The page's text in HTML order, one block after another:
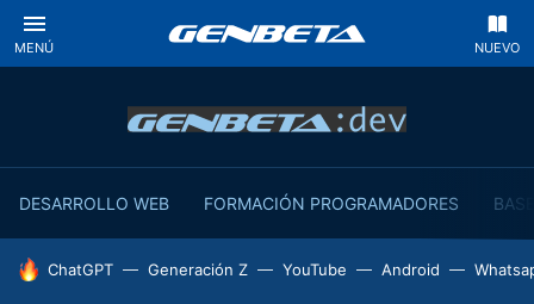
MENÚ NUEVO
DESARROLLO WEB FORMACIÓN PROGRAMADORES
HOY SE HABLA DE
ChatGPT Generación Z YouTube Android